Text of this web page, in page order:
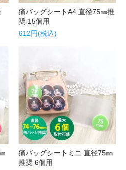
痛バッグシートA4 直径75㎜推
奨 15個用
612円(税込)
痛バッグシートミニ 直径75㎜
推奨 6個用